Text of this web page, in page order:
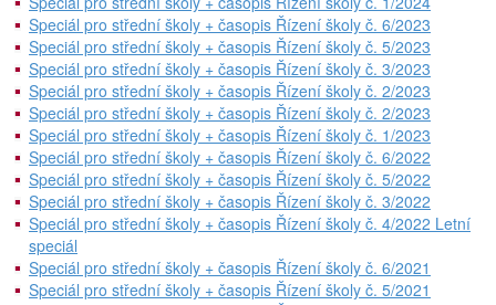
Speciál pro střední školy + časopis Řízení školy č. 6/2023
Speciál pro střední školy + časopis Řízení školy č. 5/2023
Speciál pro střední školy + časopis Řízení školy č. 3/2023
Speciál pro střední školy + časopis Řízení školy č. 2/2023
Speciál pro střední školy + časopis Řízení školy č. 2/2023
Speciál pro střední školy + časopis Řízení školy č. 1/2023
Speciál pro střední školy + časopis Řízení školy č. 6/2022
Speciál pro střední školy + časopis Řízení školy č. 5/2022
Speciál pro střední školy + časopis Řízení školy č. 3/2022
Speciál pro střední školy + časopis Řízení školy č. 4/2022 Letní
speciál
Speciál pro střední školy + časopis Řízení školy č. 6/2021
Speciál pro střední školy + časopis Řízení školy č. 5/2021